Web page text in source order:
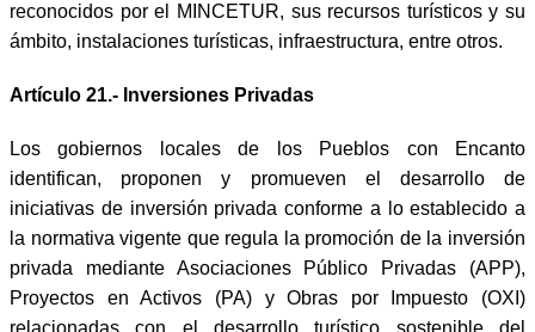
reconocidos por el MINCETUR, sus recursos turísticos y su
ámbito, instalaciones turísticas, infraestructura, entre otros.
Artículo 21.- Inversiones Privadas
Los gobiernos locales de los Pueblos con Encanto
identifican, proponen y promueven el desarrollo de
iniciativas de inversión privada conforme a lo establecido a
la normativa vigente que regula la promoción de la inversión
privada mediante Asociaciones Público Privadas (APP),
Proyectos en Activos (PA) y Obras por Impuesto (OXI)
relacionadas con el desarrollo turístico sostenible del